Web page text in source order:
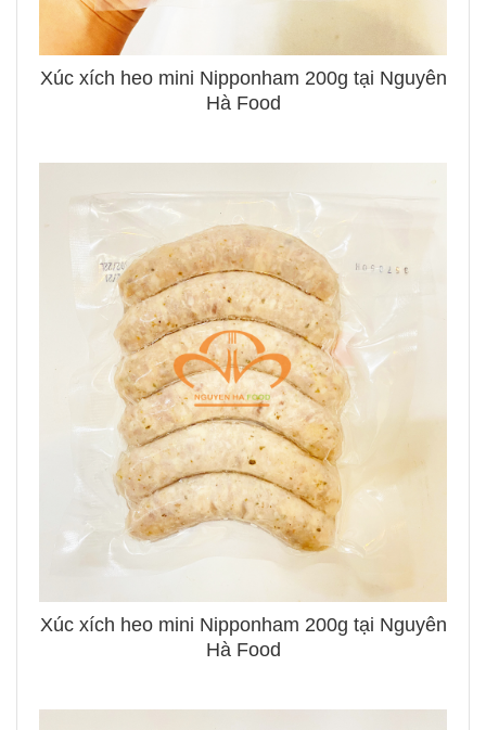
Xúc xích heo mini Nipponham 200g tại Nguyên
Hà Food
Xúc xích heo mini Nipponham 200g tại Nguyên
Hà Food